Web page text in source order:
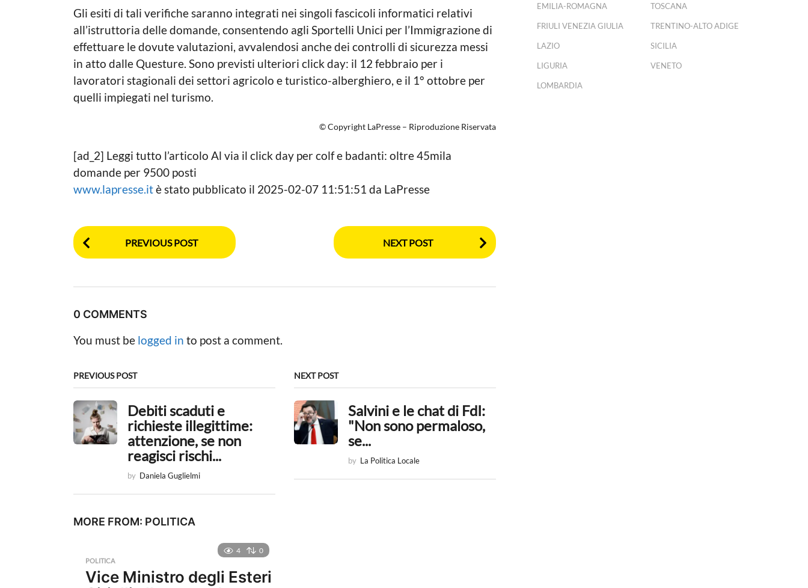
Gli esiti di tali verifiche saranno integrati nei singoli fascicoli informatici relativi
all’istruttoria delle domande, consentendo agli Sportelli Unici per l’Immigrazione di
effettuare le dovute valutazioni, avvalendosi anche dei controlli di sicurezza messi
in atto dalle Questure. Sono previsti ulteriori click day: il 12 febbraio per i
lavoratori stagionali dei settori agricolo e turistico-alberghiero, e il 1° ottobre per
quelli impiegati nel turismo.
© Copyright LaPresse – Riproduzione Riservata
[ad_2] Leggi tutto l’articolo Al via il click day per colf e badanti: oltre 45mila
domande per 9500 posti
www.lapresse.itè stato pubblicato il 2025-02-07 11:51:51 da LaPresse
P
o
t
a
g
i
n
a
o
n
PREVIOUS POST NEXT POST
0 COMMENTS
You must be logged in to post a comment.
PREVIOUS POST
Debiti scaduti e
richieste illegittime:
attenzione, se non
reagisci rischi...
by Daniela Guglielmi
NEXT POST
Salvini e le chat di FdI:
"Non sono permaloso,
se...
by La Politica Locale
MORE FROM: POLITICA
4 0
POLITICA
Vice Ministro degli Esteri
EMILIA-ROMAGNA
FRIULI VENEZIA GIULIA
LAZIO
LIGURIA
LOMBARDIA
TOSCANA
TRENTINO-ALTO ADIGE
SICILIA
VENETO